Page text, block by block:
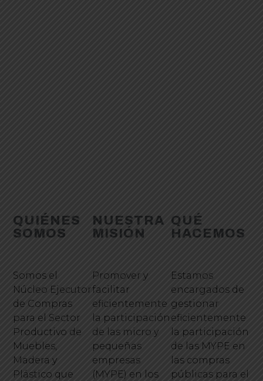
QUIÉNES
SOMOS
Somos el
Núcleo Ejecutor
de Compras
para el Sector
Productivo de
Muebles,
Madera y
Plástico que
NUESTRA
MISIÓN
Promover y
facilitar
eficientemente
la participación
de las micro y
pequeñas
empresas
(MYPE) en los
QUÉ
HACEMOS
Estamos
encargados de
gestionar
eficientemente
la participación
de las MYPE en
las compras
públicas para el